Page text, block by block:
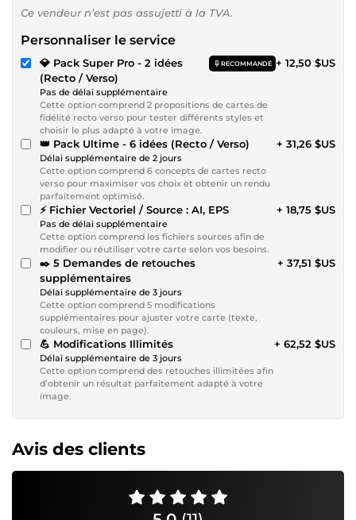
Ce vendeur n’est pas assujetti à la TVA.
Personnaliser le service
💎 Pack Super Pro - 2 idées
(Recto / Verso)
RECOMMANDÉ
Pas de délai supplémentaire
Cette option comprend 2 propositions de cartes de
fidélité recto verso pour tester différents styles et
choisir le plus adapté à votre image.
+ 12,50 $US
👑 Pack Ultime - 6 idées (Recto / Verso)
Délai supplémentaire de 2 jours
Cette option comprend 6 concepts de cartes recto
verso pour maximiser vos choix et obtenir un rendu
parfaitement optimisé.
+ 31,26 $US
⚡ Fichier Vectoriel / Source : AI, EPS
Pas de délai supplémentaire
Cette option comprend les fichiers sources afin de
modifier ou réutiliser votre carte selon vos besoins.
+ 18,75 $US
✒️ 5 Demandes de retouches
supplémentaires
Délai supplémentaire de 3 jours
Cette option comprend 5 modifications
supplémentaires pour ajuster votre carte (texte,
couleurs, mise en page).
+ 37,51 $US
💪 Modifications Illimités
Délai supplémentaire de 3 jours
Cette option comprend des retouches illimitées afin
d’obtenir un résultat parfaitement adapté à votre
image.
+ 62,52 $US
Avis des clients